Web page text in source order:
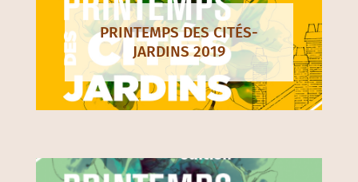
PRINTEMPS DES CITÉS-
JARDINS 2019